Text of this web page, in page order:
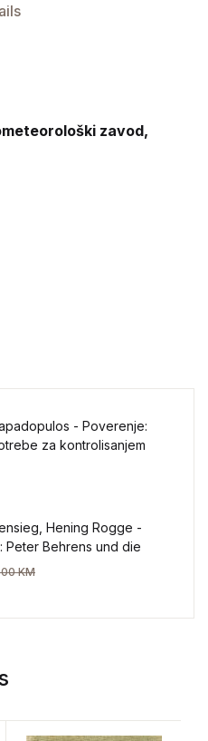
zavod,
- Poverenje:
za kontrolisanjem
Hening Rogge -
Peter Behrens und die
KM